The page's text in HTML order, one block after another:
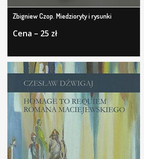
Zbigniew Czop. Miedzioryty i rysunki
Cena – 25 zł